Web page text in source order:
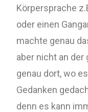
Körpersprache
oder einen
machte genau
aber nicht an
genau dort, wo
Gedanken
denn es kann